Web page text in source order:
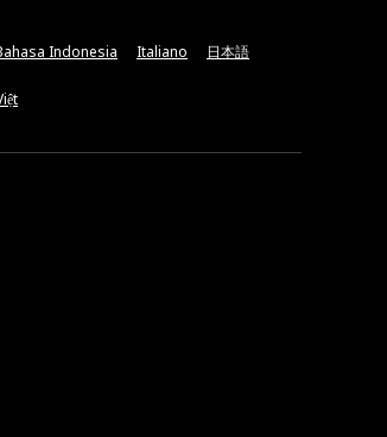
Indonesia Italiano 日本語